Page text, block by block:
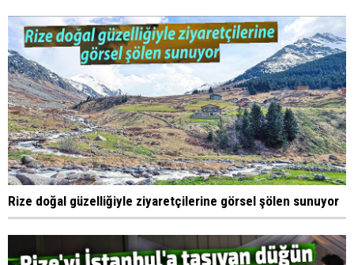
Rize doğal güzelliğiyle ziyaretçilerine görsel şölen sunuyor